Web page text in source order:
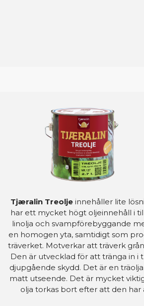
Tjæralin Treolje innehåller lite
har ett mycket högt oljeinnehåll i
linolja och svampförebyggande
en homogen yta, samtidigt som
träverket. Motverkar att träverk
Den är utvecklad för att tränga in i
djupgående skydd. Det är en
matt utseende. Det är mycket
olja torkas bort efter att den har